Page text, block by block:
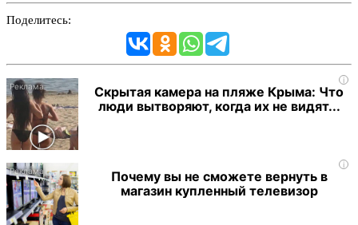
Поделитесь:
i
Скрытая камера на пляже Крыма: Что
люди вытворяют, когда их не видят...
i
Почему вы не сможете вернуть в
магазин купленный телевизор